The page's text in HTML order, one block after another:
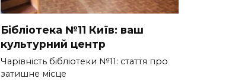
Бібліотека №11 Київ: ваш
культурний центр
Чарівність бібліотеки №11: стаття про
затишне місце